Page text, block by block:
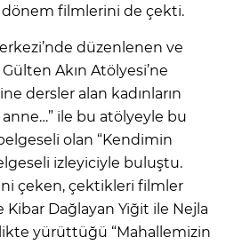
dönem filmlerini de çekti.
düzenlenen ve
Akın Atölyesi’ne
dersler alan kadınların
ile bu atölyeyle bu
olan “Kendimin
izleyiciyle buluştu.
çeken, çektikleri filmler
Kibar Dağlayan Yiğit ile Nejla
yürüttüğü “Mahallemizin